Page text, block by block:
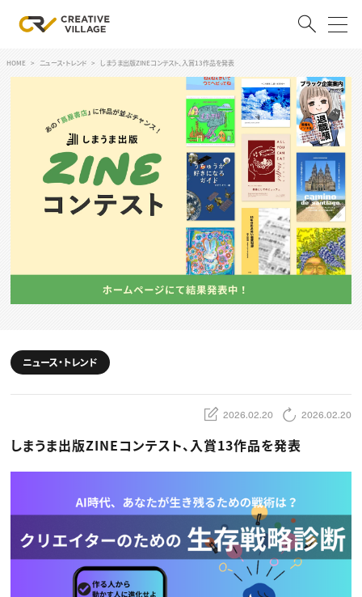
会員登録
RECRUIT
クリエイター求人を探す
スキルアップしたい！
プログラミング
動画配信・映像制作
編集・ライティング
マーケティング
TOP Creator’s コラム トップ
Webクリエイター
アプリクリエイター
クリエイターインタビュー
C＆R Magazine
ニュース・トレンド トップ
映像
出版
CREATIVE VILLAGEからのお知らせ
プロフェッショナル×つながる×メディア
HOME ニュース・トレンド しまうま出版ZINEコンテスト、入賞13作品を発表
ニュース・トレンド
2026.02.20 2026.02.20
しまうま出版ZINEコンテスト、入賞13作品を発表